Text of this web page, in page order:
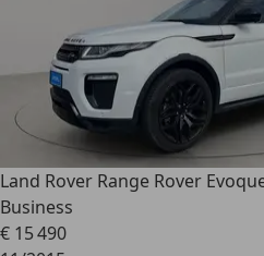
Land Rover Range Rover
Business
€ 15 490